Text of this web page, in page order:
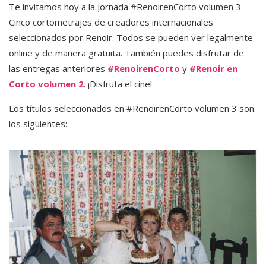
Te invitamos hoy a la jornada #RenoirenCorto volumen 3.
Cinco cortometrajes de creadores internacionales
seleccionados por Renoir. Todos se pueden ver legalmente
online y de manera gratuita. También puedes disfrutar de
las entregas anteriores #RenoirenCorto y #Renoir en
Corto volumen 2. ¡Disfruta el cine!
Los títulos seleccionados en #RenoirenCorto volumen 3 son
los siguientes: